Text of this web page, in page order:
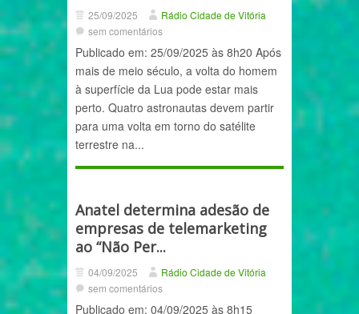
25/09/2025
Rádio Cidade de Vitória
sem comentários
Publicado em: 25/09/2025 às 8h20 Após
mais de meio século, a volta do homem
à superfície da Lua pode estar mais
perto. Quatro astronautas devem partir
para uma volta em torno do satélite
terrestre na...
Anatel determina adesão de
empresas de telemarketing
ao “Não Per...
04/09/2025
Rádio Cidade de Vitória
sem comentários
Publicado em: 04/09/2025 às 8h15